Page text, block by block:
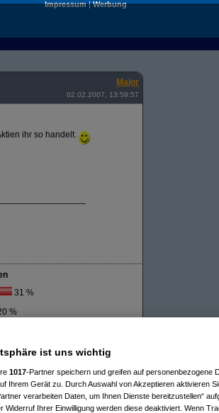
Impressum|Werbung
Major
02.02.2007, 13:59:57
ihr so handelt.
31 %
%
ist uns wichtig
1017-Partner speichern und greifen auf personenbezogene
Ihrem Gerät zu. Durch Auswahl von Akzeptieren aktivieren
verarbeiten Daten, um Ihnen Dienste bereitzustellen“
Widerruf Ihrer Einwilligung werden diese deaktiviert. Wenn